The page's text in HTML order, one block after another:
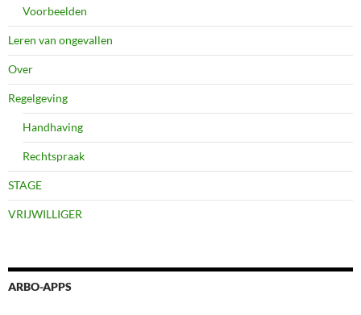
Voorbeelden
Leren van ongevallen
Over
Regelgeving
Handhaving
Rechtspraak
STAGE
VRIJWILLIGER
ARBO-APPS